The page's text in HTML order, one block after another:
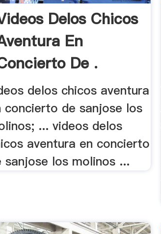
Delos Chicos
En
De .
delos chicos aventura
concierto de sanjose los
... videos delos
aventura en concierto
sanjose los molinos ...